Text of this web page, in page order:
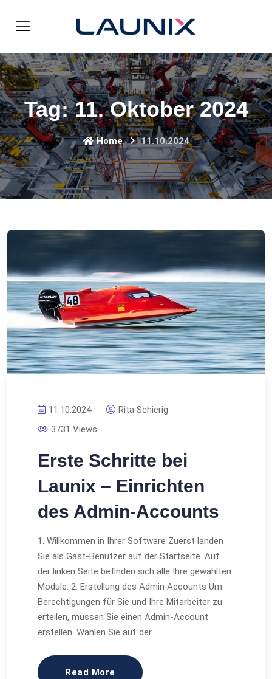
Tag:11. Oktober 2024
Home 11.10.2024
11.10.2024
Rita Schierig
3731 Views
Erste Schritte bei
Launix – Einrichten
des Admin-Accounts
1. Willkommen in Ihrer Software Zuerst landen
Sie als Gast-Benutzer auf der Startseite. Auf
der linken Seite befinden sich alle Ihre gewählten
Module. 2. Erstellung des Admin Accounts Um
Berechtigungen für Sie und Ihre Mitarbeiter zu
erteilen, müssen Sie einen Admin-Account
erstellen. Wählen Sie auf der
Read More